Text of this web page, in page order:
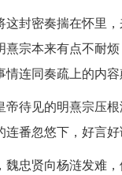
封密奏揣在怀里
宗本来有点不耐
连同奏疏上的内容
待见的明熹宗压
番忽悠下，好言
忠贤向杨涟发难